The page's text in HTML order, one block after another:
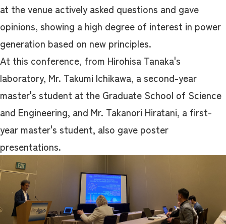
at the venue actively asked questions and gave
opinions, showing a high degree of interest in power
generation based on new principles.
At this conference, from Hirohisa Tanaka's
laboratory, Mr. Takumi Ichikawa, a second-year
master's student at the Graduate School of Science
and Engineering, and Mr. Takanori Hiratani, a first-
year master's student, also gave poster
presentations.